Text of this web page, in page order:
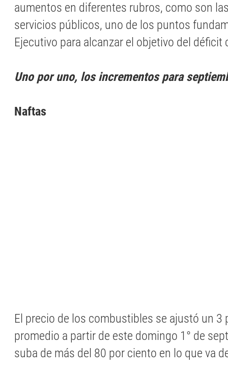
aumentos en diferentes rubros, como son
servicios públicos, uno de los puntos
Ejecutivo para alcanzar el objetivo del déficit
Uno por uno, los incrementos para
Naftas
El precio de los combustibles se ajustó un 3
promedio a partir de este domingo 1° de
suba de más del 80 por ciento en lo que va